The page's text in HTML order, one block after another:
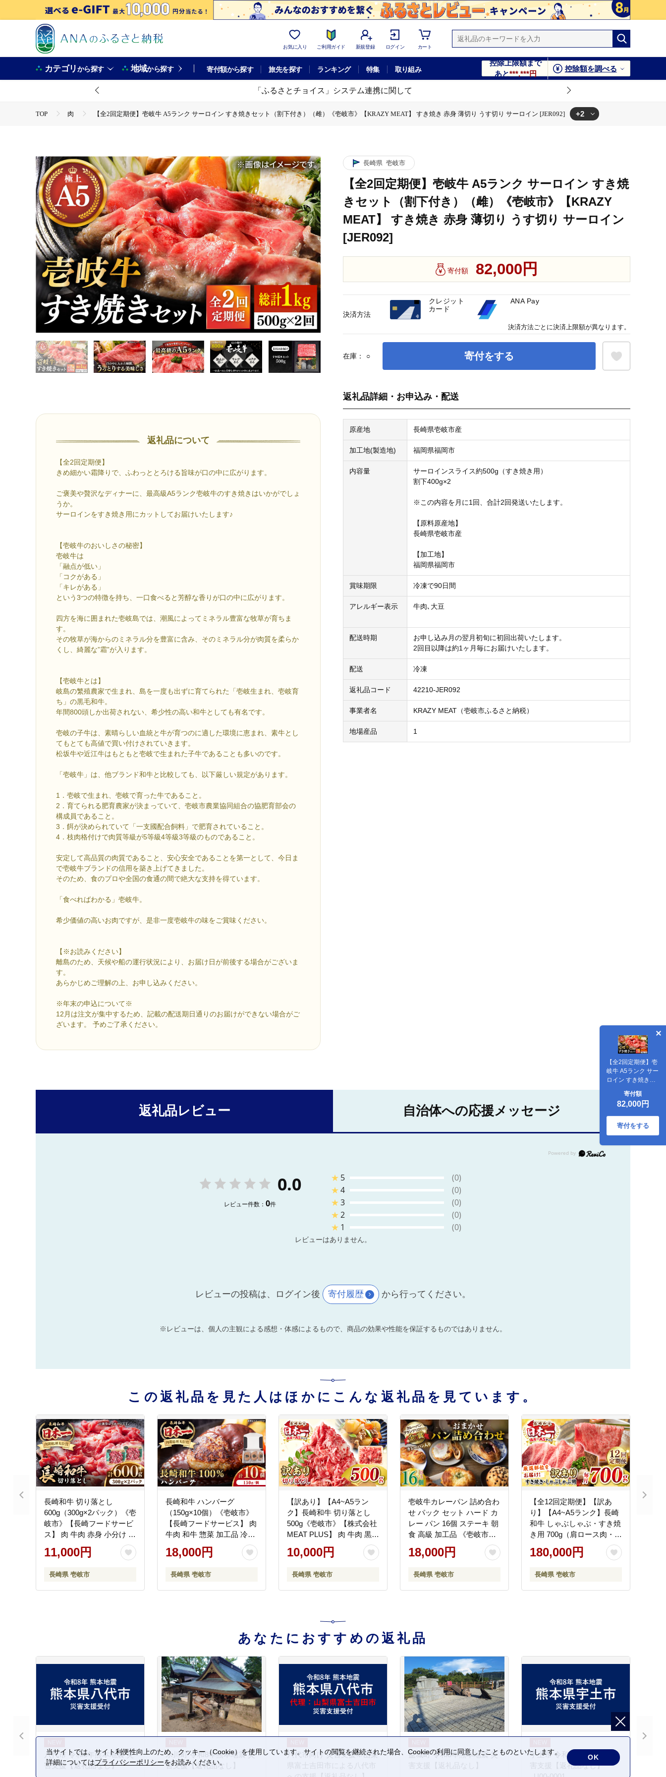
お気に入り ご利用ガイド 新規登録 ログイン カート
カテゴリから探す 地域から探す 寄付額から探す 旅先を探す ランキング 特集 取り組み
控除上限額まで
あと***,***円
控除額を調べる
「ふるさとチョイス」システム連携に関して
TOP 肉 【全2回定期便】壱岐牛 A5ランク サーロイン すき焼きセット（割下付き）（雌）《壱岐市》【KRAZY MEAT】 すき焼き 赤身 薄切り うす切り サーロイン [JER092] +2
返礼品について
【全2回定期便】
きめ細かい霜降りで、ふわっととろける旨味が口の中に広がります。
ご褒美や贅沢なディナーに、最高級A5ランク壱岐牛のすき焼きはいかがでしょ
うか。
サーロインをすき焼き用にカットしてお届けいたします♪
【壱岐牛のおいしさの秘密】
壱岐牛は
「融点が低い」
「コクがある」
「キレがある」
という3つの特徴を持ち、一口食べると芳醇な香りが口の中に広がります。
四方を海に囲まれた壱岐島では、潮風によってミネラル豊富な牧草が育ちま
す。
その牧草が海からのミネラル分を豊富に含み、そのミネラル分が肉質を柔らか
くし、綺麗な”霜”が入ります。
【壱岐牛とは】
岐島の繁殖農家で生まれ、島を一度も出ずに育てられた「壱岐生まれ、壱岐育
ち」の黒毛和牛。
年間800頭しか出荷されない、希少性の高い和牛としても有名です。
壱岐の子牛は、素晴らしい血統と牛が育つのに適した環境に恵まれ、素牛とし
てもとても高値で買い付けされていきます。
松坂牛や近江牛はもともと壱岐で生まれた子牛であることも多いのです。
「壱岐牛」は、他ブランド和牛と比較しても、以下厳しい規定があります。
1．壱岐で生まれ、壱岐で育った牛であること。
2．育てられる肥育農家が決まっていて、壱岐市農業協同組合の協肥育部会の
構成員であること。
3．餌が決められていて「一支國配合飼料」で肥育されていること。
4．枝肉格付けで肉質等級が5等級4等級3等級のものであること。
安定して高品質の肉質であること、安心安全であることを第一として、今日ま
で壱岐牛ブランドの信用を築き上げてきました。
そのため、食のプロや全国の食通の間で絶大な支持を得ています。
「食べればわかる」壱岐牛。
希少価値の高いお肉ですが、是非一度壱岐牛の味をご賞味ください。
【※お読みください】
離島のため、天候や船の運行状況により、お届け日が前後する場合がございま
す。
あらかじめご理解の上、お申し込みください。
※年末の申込について※
12月は注文が集中するため、記載の配送期日通りのお届けができない場合がご
ざいます。 予めご了承ください。
長崎県 壱岐市
【全2回定期便】壱岐牛 A5ランク サーロイン すき焼
きセット（割下付き）（雌）《壱岐市》【KRAZY
MEAT】 すき焼き 赤身 薄切り うす切り サーロイン
[JER092]
寄付額 82,000円
在庫： ○ 寄付をする
【全2回定期便】壱
岐牛 A5ランク サー
ロイン すき焼きセ
ット（割下付き）
（雌）《壱岐市》
【KRAZY MEAT】
すき焼き 赤身 薄切
り うす切り サーロ
イン [JER092]
寄付額
82,000円
寄付をする
返礼品詳細・お申込み・配送
原産地 長崎県壱岐市産
加工地(製造地) 福岡県福岡市
内容量
サーロインスライス約500g（すき焼き用）
割下400g×2
※この内容を月に1回、合計2回発送いたします。
【原料原産地】
長崎県壱岐市産
【加工地】
福岡県福岡市
賞味期限 冷凍で90日間
アレルギー表示 牛肉､大豆
配送時期
お申し込み月の翌月初旬に初回出荷いたします。
2回目以降は約1ヶ月毎にお届けいたします。
配送 冷凍
返礼品コード 42210-JER092
事業者名 KRAZY MEAT（壱岐市ふるさと納税）
地場産品 1
決済方法
クレジット
カード
ANA Pay
決済方法ごとに決済上限額が異なります。
返礼品レビュー 自治体への応援メッセージ
0.0
レビュー件数： 0件
★ 5
(0)
★4
(0)
★3
(0)
★2
(0)
★ 1 (0)
レビューはありません。
レビューの投稿は、ログイン後 寄付履歴 から行ってください。
※レビューは、個人の主観による感想・体感によるもので、商品の効果や性能を保証するものではありません。
この返礼品を見た人はほかにこんな返礼品を見ています。
長崎和牛 切り落とし
600g（300g×2パック）《壱
岐市》【長崎フードサービ
ス】 肉 牛肉 赤身 小分け 国
産 切落し 切り落し 冷凍配
送 11000 11000円 [JEP008]
11,000円
長崎県 壱岐市
長崎和牛 ハンバーグ
（150g×10個）《壱岐市》
【長崎フードサービス】 肉
牛肉 和牛 惣菜 加工品 冷凍
配送 18000 18000円
[JEP006]
18,000円
長崎県 壱岐市
【訳あり】【A4~A5ラン
ク】長崎和牛 切り落とし
500g《壱岐市》【株式会社
MEAT PLUS】 肉 牛肉 黒毛
和牛 焼き肉 ご褒美 冷凍配
送 訳あり A5 黒毛和牛 ギフ
1万円
10,000円
長崎県 壱岐市
壱岐牛カレーパン 詰め合わ
せ パック セット ハード カ
レー パン 16個 ステーキ 朝
食 高級 加工品 《壱岐市》
【パンプラス】[JEU002]
18000 18000円
18,000円
長崎県 壱岐市
【全12回定期便】【訳あ
り】【A4~A5ランク】長崎
和牛 しゃぶしゃぶ・すき焼
き用 700g（肩ロース肉・肩
バラ肉・モモ肉）《壱岐
市》【株式会社MEAT
あり しゃぶしゃぶ用 すき
焼用 A5 [JGH070] 200000
180,000円
長崎県 壱岐市
あなたにおすすめの返礼品
八代市 令和8年熊本地震 災
害支援【返礼品なし】
氷川町 令和8年熊本地震 災
害支援【返礼品なし】
八代市向け 災害支援※山梨
県富士吉田市による八代市
益城町 令和8年熊本地震 災
害支援【返礼品なし】
宇土市 令和8年熊本地震 災
害支援【返礼品なし】
当サイトでは、サイト利便性向上のため、クッキー（Cookie）を使用しています。サイトの閲覧を継続された場合、Cookieの利用に同意したことものといたします。
詳細についてはプライバシーポリシーをお読みください。
OK